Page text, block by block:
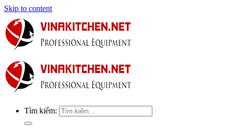
Skip to content
Tìm kiếm: